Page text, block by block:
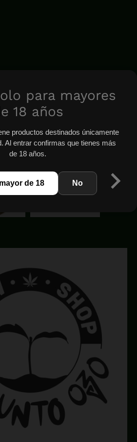
para mayores
18 años
productos destinados únicamente
Al entrar confirmas que tienes más
de 18 años.
de 18 No